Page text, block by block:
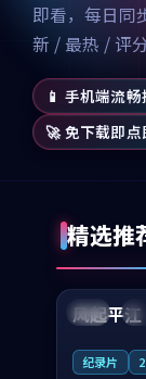
即看，每日同
新 / 最热 / 评
📱 手机端流
🚀 免下载即点
精选推
美国 完结
风起平江
纪录片